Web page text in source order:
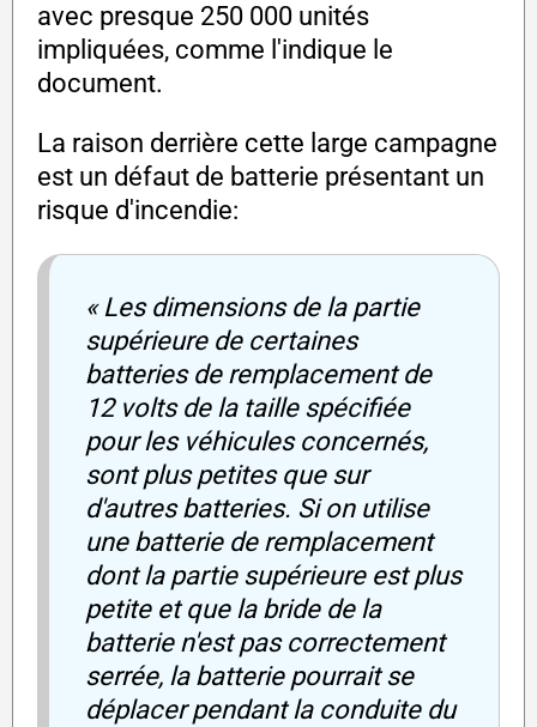
avec presque 250 000 unités
impliquées, comme l'indique le
document.
La raison derrière cette large campagne
est un défaut de batterie présentant un
risque d'incendie:
« Les dimensions de la partie
supérieure de certaines
batteries de remplacement de
12 volts de la taille spécifiée
pour les véhicules concernés,
sont plus petites que sur
d'autres batteries. Si on utilise
une batterie de remplacement
dont la partie supérieure est plus
petite et que la bride de la
batterie n'est pas correctement
serrée, la batterie pourrait se
déplacer pendant la conduite du